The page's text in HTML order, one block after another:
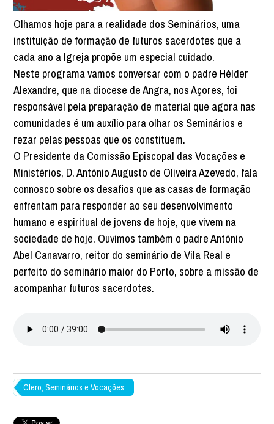
Olhamos hoje para a realidade dos Seminários, uma
instituição de formação de futuros sacerdotes que a
cada ano a Igreja propõe um especial cuidado.
Neste programa vamos conversar com o padre Hélder
Alexandre, que na diocese de Angra, nos Açores, foi
responsável pela preparação de material que agora nas
comunidades é um auxílio para olhar os Seminários e
rezar pelas pessoas que os constituem.
O Presidente da Comissão Episcopal das Vocações e
Ministérios, D. António Augusto de Oliveira Azevedo, fala
connosco sobre os desafios que as casas de formação
enfrentam para responder ao seu desenvolvimento
humano e espiritual de jovens de hoje, que vivem na
sociedade de hoje. Ouvimos também o padre António
Abel Canavarro, reitor do seminário de Vila Real e
perfeito do seminário maior do Porto, sobre a missão de
acompanhar futuros sacerdotes.
Clero, Seminários e Vocações